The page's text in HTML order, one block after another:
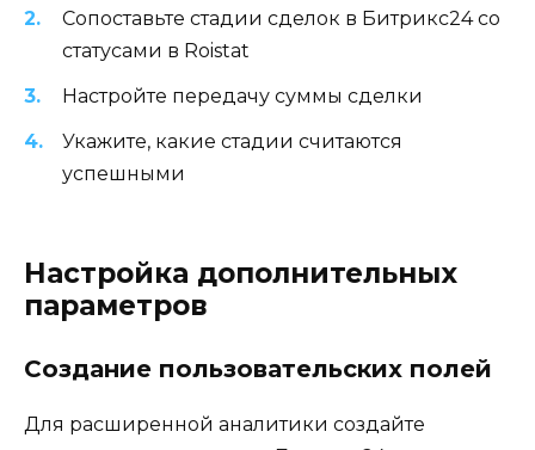
Сопоставьте стадии сделок в Битрикс24 со
статусами в Roistat
Настройте передачу суммы сделки
Укажите, какие стадии считаются
успешными
Настройка дополнительных
параметров
Создание пользовательских полей
Для расширенной аналитики создайте